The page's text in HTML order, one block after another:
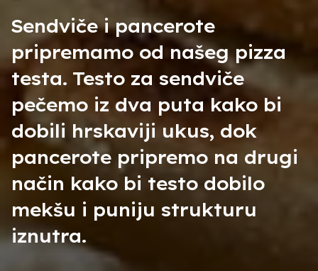
Sendviče i pancerote
pripremamo od našeg pizza
testa. Testo za sendviče
pečemo iz dva puta kako bi
dobili hrskaviji ukus, dok
pancerote pripremo na drugi
način kako bi testo dobilo
mekšu i puniju strukturu
iznutra.